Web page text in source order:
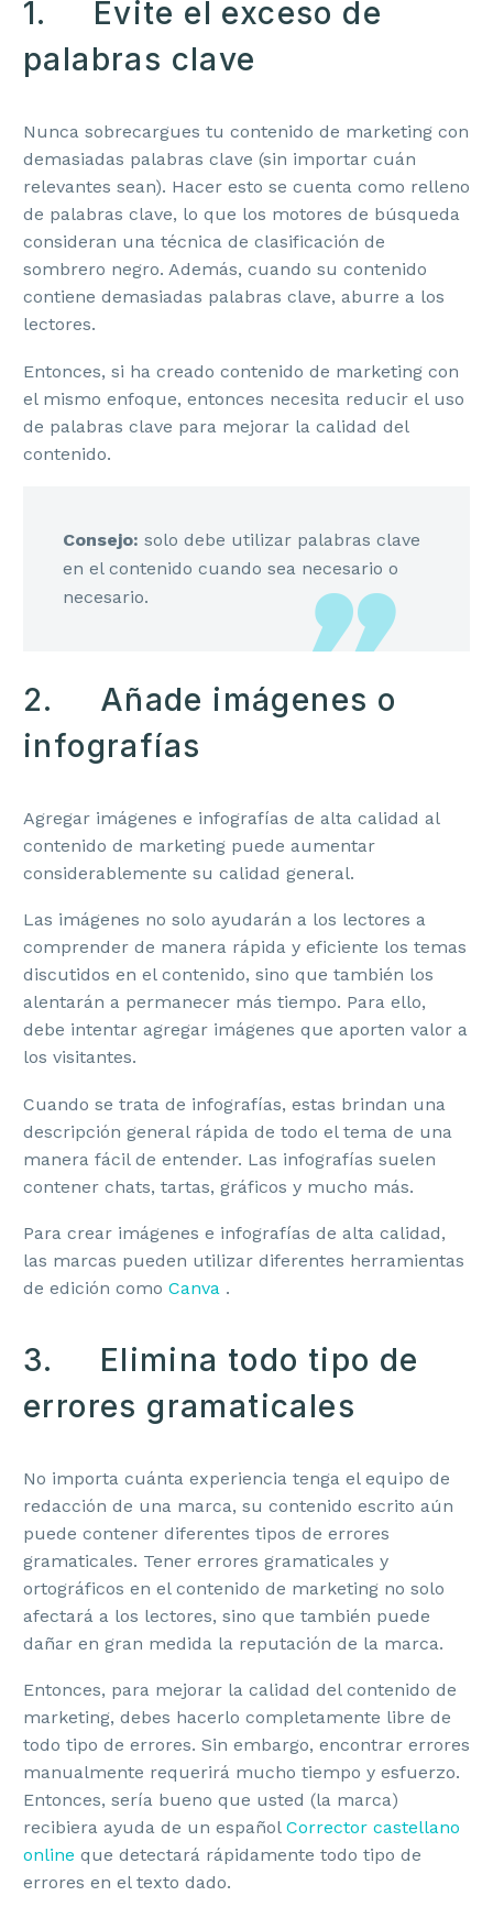
1. Evite el exceso de
palabras clave
Nunca sobrecargues tu contenido de marketing con
demasiadas palabras clave (sin importar cuán
relevantes sean). Hacer esto se cuenta como relleno
de palabras clave, lo que los motores de búsqueda
consideran una técnica de clasificación de
sombrero negro. Además, cuando su contenido
contiene demasiadas palabras clave, aburre a los
lectores.
Entonces, si ha creado contenido de marketing con
el mismo enfoque, entonces necesita reducir el uso
de palabras clave para mejorar la calidad del
contenido.
Consejo: solo debe utilizar palabras clave
en el contenido cuando sea necesario o
necesario.
2. Añade imágenes o
infografías
Agregar imágenes e infografías de alta calidad al
contenido de marketing puede aumentar
considerablemente su calidad general.
Las imágenes no solo ayudarán a los lectores a
comprender de manera rápida y eficiente los temas
discutidos en el contenido, sino que también los
alentarán a permanecer más tiempo. Para ello,
debe intentar agregar imágenes que aporten valor a
los visitantes.
Cuando se trata de infografías, estas brindan una
descripción general rápida de todo el tema de una
manera fácil de entender. Las infografías suelen
contener chats, tartas, gráficos y mucho más.
Para crear imágenes e infografías de alta calidad,
las marcas pueden utilizar diferentes herramientas
de edición como Canva .
3. Elimina todo tipo de
errores gramaticales
No importa cuánta experiencia tenga el equipo de
redacción de una marca, su contenido escrito aún
puede contener diferentes tipos de errores
gramaticales. Tener errores gramaticales y
ortográficos en el contenido de marketing no solo
afectará a los lectores, sino que también puede
dañar en gran medida la reputación de la marca.
Entonces, para mejorar la calidad del contenido de
marketing, debes hacerlo completamente libre de
todo tipo de errores. Sin embargo, encontrar errores
manualmente requerirá mucho tiempo y esfuerzo.
Entonces, sería bueno que usted (la marca)
recibiera ayuda de un español Corrector castellano
online que detectará rápidamente todo tipo de
errores en el texto dado.
BRANDING
Identidad Corporativa
Naming y Nomenclatura
Diseño de Logotipos
Manual de Identidad Corporativa
DISEÑO GRÁFICO
Diseño Editorial
Carteles Publicitarios
Campañas Creativas
Diseño de Stands para Ferias
Diseño de Infografías